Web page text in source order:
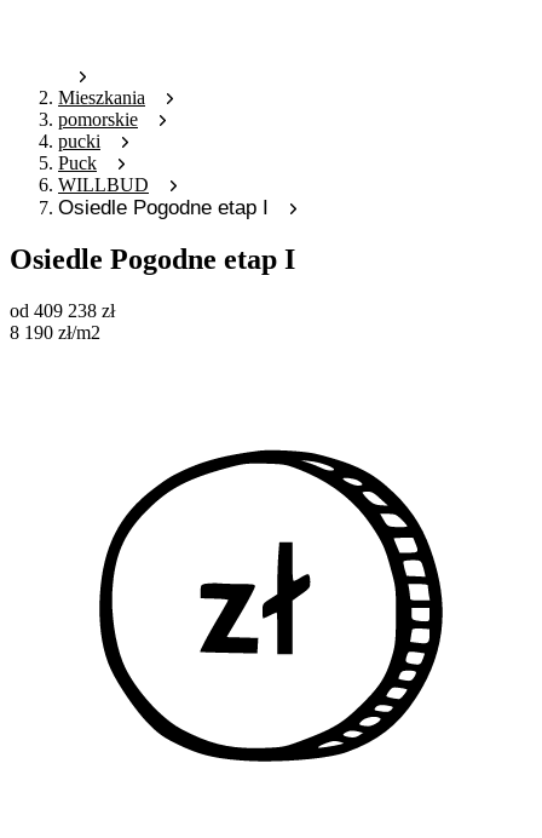
Mieszkania
pomorskie
pucki
Puck
WILLBUD
Osiedle Pogodne etap I
Osiedle Pogodne etap I
od 409 238 zł
8 190 zł/m2